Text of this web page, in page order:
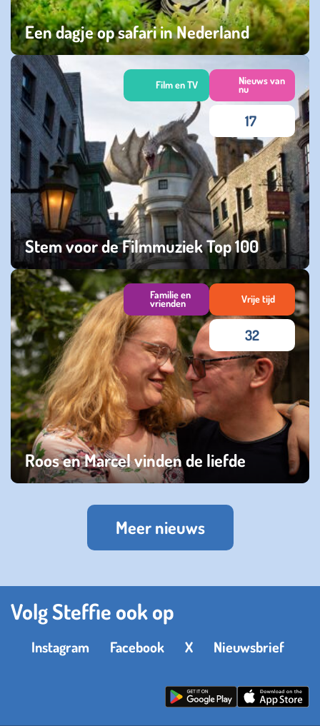
Een dagje op safari in Nederland
zaterdag 29 juli 2023
Stem voor de Filmmuziek Top 100
woensdag 01 maart 2023
Film en TV Nieuws van
nu
17
Roos en Marcel vinden de liefde
Familie en
vrienden Vrije tijd
32
Meer nieuws
Volg Steffie ook op
Instagram Facebook X Nieuwsbrief